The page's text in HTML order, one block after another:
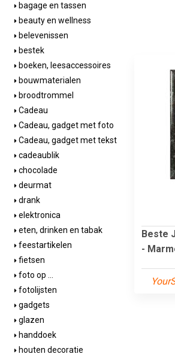
bagage en tassen
beauty en wellness
belevenissen
bestek
boeken, leesaccessoires
bouwmaterialen
broodtrommel
Cadeau
Cadeau, gadget met foto
Cadeau, gadget met tekst
cadeaublik
chocolade
deurmat
drank
elektronica
eten, drinken en tabak
feestartikelen
fietsen
foto op ...
fotolijsten
gadgets
glazen
handdoek
houten decoratie
Beste
-